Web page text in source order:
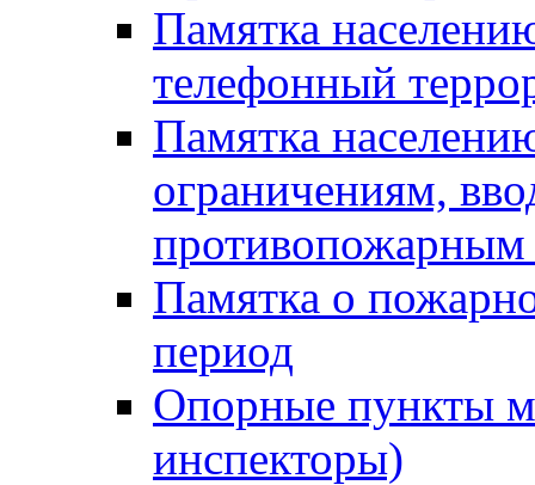
Памятка
телефонный
Памятка
ограничениям,
Памятка о
период
Опорные пункты
инспекторы)